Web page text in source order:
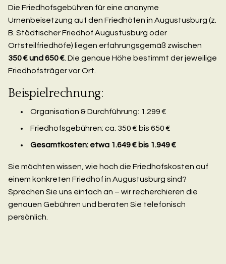
Die Friedhofsgebühren für eine anonyme
Urnenbeisetzung auf den Friedhöfen in Augustusburg (z.
B. Städtischer Friedhof Augustusburg oder
Ortsteilfriedhöfe) liegen erfahrungsgemäß zwischen
350 € und 650 € . Die genaue Höhe bestimmt der jeweilige
Friedhofsträger vor Ort.
Beispielrechnung:
Organisation & Durchführung: 1.299 €
Friedhofsgebühren: ca. 350 € bis 650 €
Gesamtkosten: etwa 1.649 € bis 1.949 €
Sie möchten wissen, wie hoch die Friedhofskosten auf
einem konkreten Friedhof in Augustusburg sind?
Sprechen Sie uns einfach an – wir recherchieren die
genauen Gebühren und beraten Sie telefonisch
persönlich.